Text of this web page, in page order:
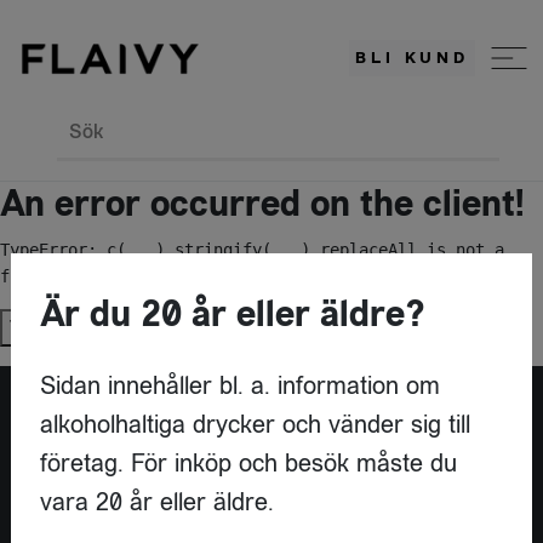
BLI KUND
Sök
An error occurred on the client!
TypeError: c(...).stringify(...).replaceAll is not a
function
Try again
Är du leverantör?
Är du 20 år eller äldre?
Sidan innehåller bl. a. information om
alkoholhaltiga drycker och vänder sig till
företag. För inköp och besök måste du
vara 20 år eller äldre.